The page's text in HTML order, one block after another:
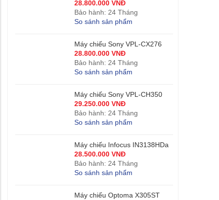
28.800.000 VNĐ
Bảo hành: 24 Tháng
So sánh sản phẩm
Máy chiếu Sony VPL-CX276
28.800.000 VNĐ
Bảo hành: 24 Tháng
So sánh sản phẩm
Máy chiếu Sony VPL-CH350
29.250.000 VNĐ
Bảo hành: 24 Tháng
So sánh sản phẩm
Máy chiếu Infocus IN3138HDa
28.500.000 VNĐ
Bảo hành: 24 Tháng
So sánh sản phẩm
Máy chiếu Optoma X305ST